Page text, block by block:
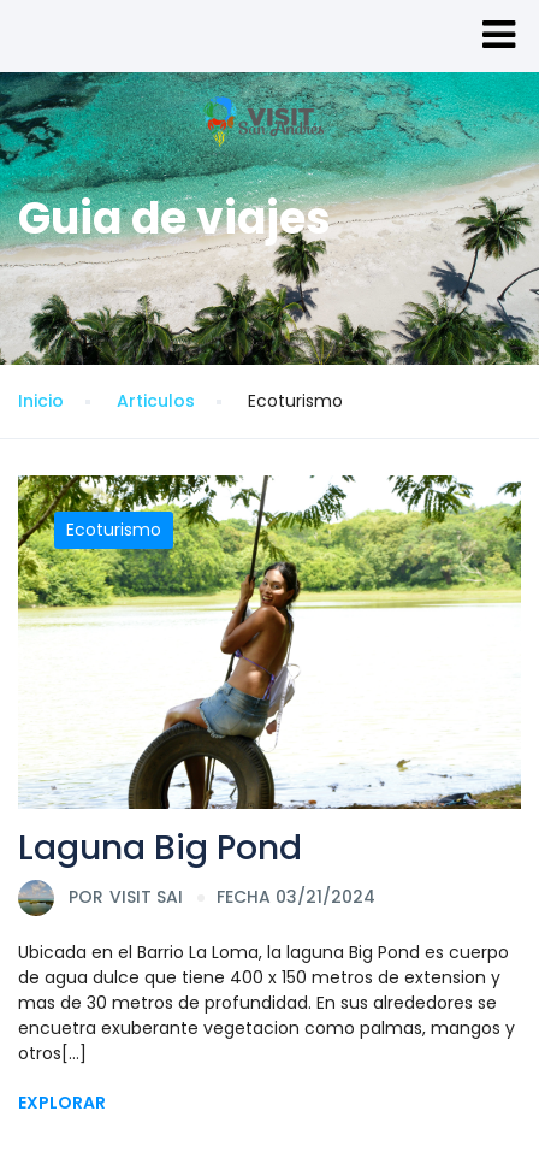
Guia de viajes
Inicio Articulos Ecoturismo
Ecoturismo
Laguna Big Pond
POR VISIT SAI FECHA 03/21/2024
Ubicada en el Barrio La Loma, la laguna Big Pond es cuerpo
de agua dulce que tiene 400 x 150 metros de extension y
mas de 30 metros de profundidad. En sus alrededores se
encuetra exuberante vegetacion como palmas, mangos y
otros[...]
EXPLORAR